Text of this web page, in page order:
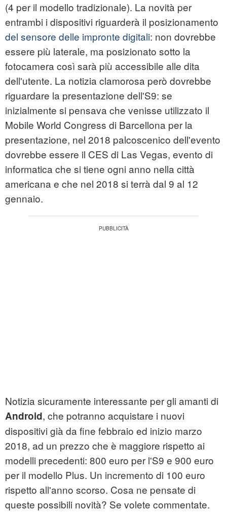
(4 per il modello tradizionale). La novità per
entrambi i dispositivi riguarderà il posizionamento
del sensore delle impronte digitali: non dovrebbe
essere più laterale, ma posizionato sotto la
fotocamera così sarà più accessibile alle dita
dell'utente. La notizia clamorosa però dovrebbe
riguardare la presentazione dell'S9: se
inizialmente si pensava che venisse utilizzato il
Mobile World Congress di Barcellona per la
presentazione, nel 2018 palcoscenico dell'evento
dovrebbe essere il CES di Las Vegas, evento di
informatica che si tiene ogni anno nella città
americana e che nel 2018 si terrà dal 9 al 12
gennaio.
Notizia sicuramente interessante per gli amanti di
Android, che potranno acquistare i nuovi
dispositivi già da fine febbraio ed inizio marzo
2018, ad un prezzo che è maggiore rispetto ai
modelli precedenti: 800 euro per l'S9 e 900 euro
per il modello Plus. Un incremento di 100 euro
rispetto all'anno scorso. Cosa ne pensate di
queste possibili novità? Se volete commentate.